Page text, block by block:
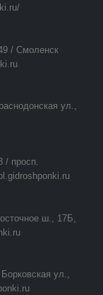
/ Смоленск
ул.,
/ просп.
ш., 17Б,
ул.,